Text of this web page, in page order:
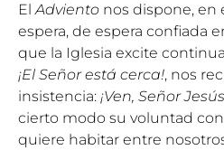
ElAdviento nos dispone, en
espera, de espera confiada
que la Iglesia excite
¡El Señor está cerca!, nos
insistencia: ¡Ven, Señor
cierto modo su voluntad
quiere habitar entre